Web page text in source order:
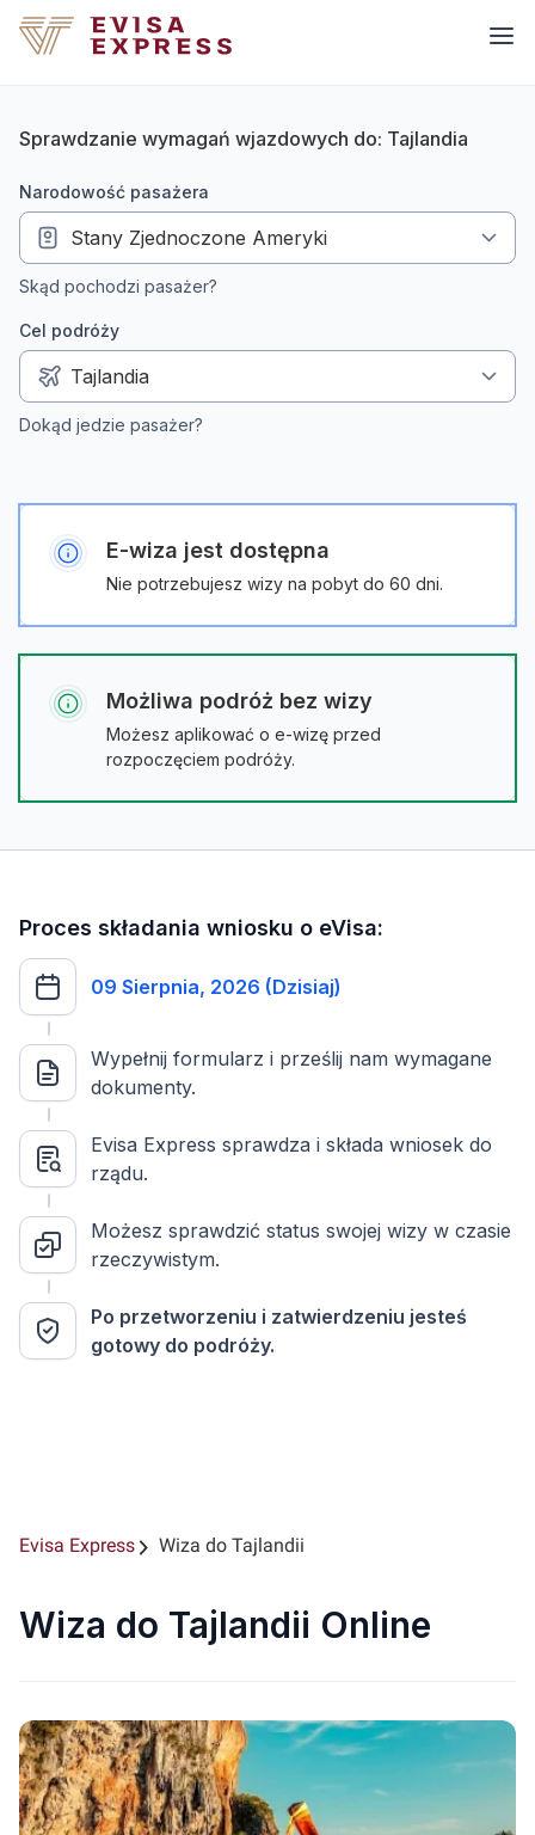
Sprawdzanie wymagań wjazdowych do: Tajlandia
narodowość pasażera
Skąd pochodzi pasażer?
Cel podróży
Dokąd jedzie pasażer?
E-wiza jest dostępna
Nie potrzebujesz wizy na pobyt do 60 dni.
Możliwa podróż bez wizy
Możesz aplikować o e-wizę przed
rozpoczęciem podróży.
Proces składania wniosku o eVisa:
09 Sierpnia, 2026 (Dzisiaj)
Wypełnij formularz i prześlij nam wymagane
dokumenty.
Evisa Express sprawdza i składa wniosek do
rządu.
Możesz sprawdzić status swojej wizy w czasie
rzeczywistym.
Po przetworzeniu i zatwierdzeniu jesteś
gotowy do podróży.
Evisa Express Wiza do Tajlandii
Wiza do Tajlandii Online